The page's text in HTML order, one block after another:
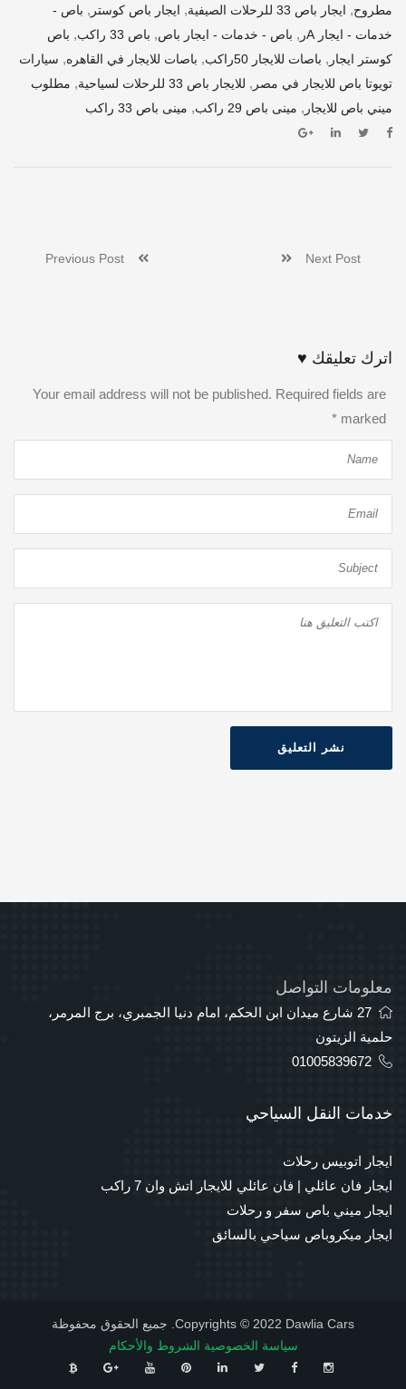
مطروح, ايجار باص 33 للرحلات الصيفية , ايجار باص كوستر , باص -
خدمات - ايجار Aر
, باص - خدمات - ايجار باص, باص 33 راكب , باص
كوستر ايجار , باصات للايجار 50راكب , باصات للايجار في القاهره, سيارات
تويوتا باص للايجار في مصر , للايجار باص 33 للرحلات لسياحية , مطلوب
ميني باص للايجار , مينى باص 29 راكب , مينى باص 33 راكب
Next Post
اترك تعليقك ♥
Your email address will not be published. Required fields are
marked
*
نشر التعليق
معلومات التواصل
27 شارع ميدان ابن الحكم، امام دنيا الجمبري، برج المرمر،
حلمية الزيتون
01005839672
خدمات النقل السياحي
ايجار اتوبيس رحلات
ايجار فان عائلي | فان عائلي للايجار اتش وان 7 راكب
ايجار ميني باص سفر و رحلات
ايجار ميكروباص سياحي بالسائق
Copyrights © 2022 Dawlia Cars. جميع الحقوق محفوظة
سياسة الخصوصية الشروط والأحكام